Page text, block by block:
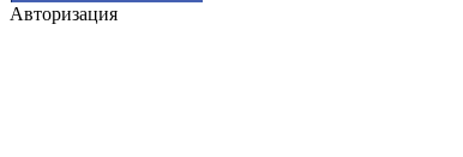
Авторизация